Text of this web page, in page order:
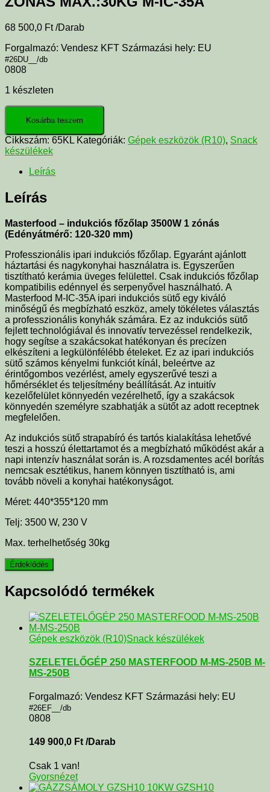
68 500,0 Ft /Darab
Forgalmazó: Vendesz KFT Származási hely: EU
#26DU__/db
0808
1 készleten
Kosárba teszem
Cikkszám: 65KL Kategóriák: Gépek eszközök (R10), Snack
készülékek
Leírás
Leírás
Masterfood – indukciós főzőlap 3500W 1 zónás
(Edényátmérő: 120-320 mm)
Professzionális ipari indukciós főzőlap. Egyaránt ajánlott
háztartási és nagykonyhai használatra is. Egyszerűen
tisztítható kerámia üveges felülettel. Csak indukciós főzőlap
kompatibilis edénnyel és serpenyővel használható. A
Masterfood M-IC-35A ipari indukciós sütő egy kiváló
minőségű és megbízható eszköz, amely tökéletes választás
a professzionális konyhák számára. Ez az indukciós sütő
fejlett technológiával és innovatív tervezéssel rendelkezik,
hogy segítse a szakácsokat hatékonyan és precízen
elkészíteni a legkülönfélébb ételeket. Ez az ipari indukciós
sütő számos kényelmi funkciót kínál, beleértve az
érintőgombos vezérlést, amely egyszerűvé teszi a
hőmérséklet és teljesítmény beállítását. Az intuitív
kezelőfelület könnyedén vezérelhető, így a szakácsok
könnyedén személyre szabhatják a sütőt az adott receptnek
megfelelően.
Az indukciós sütő strapabíró és tartós kialakítása lehetővé
teszi a hosszú élettartamot és a megbízható működést akár a
napi intenzív használat során is. A rozsdamentes acél borítás
nemcsak esztétikus, hanem könnyen tisztítható is, ami
tovább növeli a konyhai hatékonyságot.
Méret: 440*355*120 mm
Telj: 3500 W, 230 V
Max. terhelhetőség 30kg
Kapcsolódó termékek
Gépek eszközök (R10)Snack készülékek
SZELETELŐGÉP 250 MASTERFOOD M-MS-250B M-
MS-250B
Forgalmazó: Vendesz KFT Származási hely: EU
#26EF__/db
0808
149 900,0 Ft /Darab
Csak 1 van!
Gyorsnézet